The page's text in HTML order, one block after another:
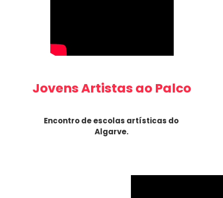
Jovens Artistas ao Palco
Encontro de escolas artísticas do
Algarve.